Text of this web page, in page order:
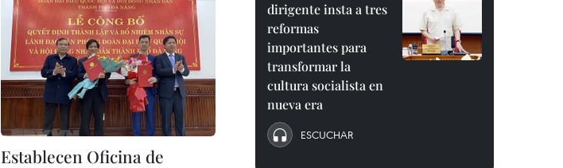
Establecen Oficina de
dirigente insta a tres
reformas
importantes para
transformar la
cultura socialista en
nueva era
ESCUCHAR